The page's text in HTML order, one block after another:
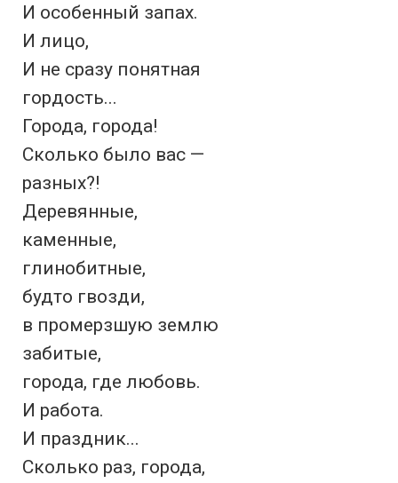
И особенный запах.
И лицо,
И не сразу понятная
гордость...
Города, города!
Сколько было вас —
разных?!
Деревянные,
каменные,
глинобитные,
будто гвозди,
в промерзшую землю
забитые,
города, где любовь.
И работа.
И праздник...
Сколько раз, города,